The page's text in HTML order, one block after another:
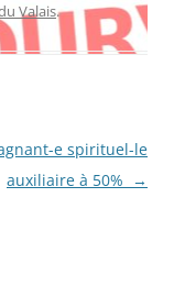
Valais.
e spirituel-le
auxiliaire à 50% →